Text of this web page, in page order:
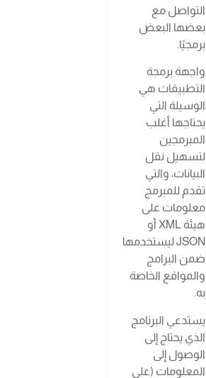
التواصل مع
بعضها البعض
برمجيًا.
واجهة برمجة
التطبيقات هي
الوسيلة التي
يحتاجها أغلب
المبرمجين
لتسهيل نقل
البيانات، والتي
تقدم للمبرمج
معلومات على
هيئة XML أو
JSON ليستخدمها
ضمن البرامج
والمواقع الخاصة
به.
يستدعي البرنامج
الذي يحتاج إلى
الوصول إلى
المعلومات (على